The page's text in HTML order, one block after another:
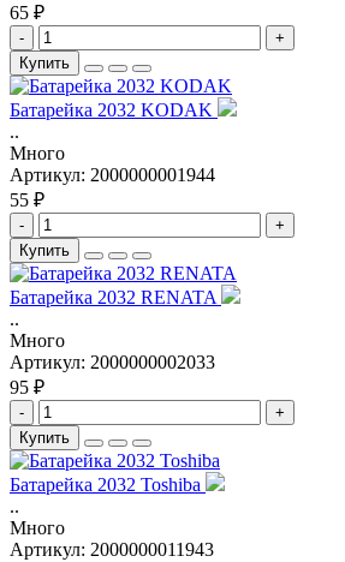
65 ₽
-
+
Купить
Батарейка 2032 KODAK
..
Много
Артикул: 2000000001944
55 ₽
-
+
Купить
Батарейка 2032 RENATA
..
Много
Артикул: 2000000002033
95 ₽
-
+
Купить
Батарейка 2032 Toshiba
..
Много
Артикул: 2000000011943